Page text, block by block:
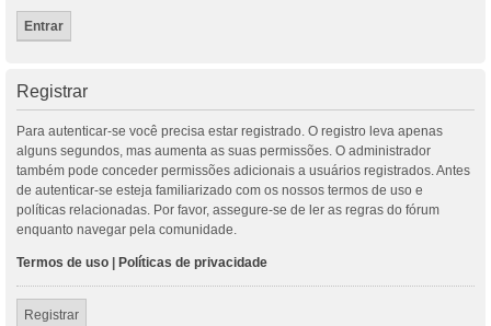
Registrar
Para autenticar-se você precisa estar registrado. O registro leva apenas
alguns segundos, mas aumenta as suas permissões. O administrador
também pode conceder permissões adicionais a usuários registrados. Antes
de autenticar-se esteja familiarizado com os nossos termos de uso e
políticas relacionadas. Por favor, assegure-se de ler as regras do fórum
enquanto navegar pela comunidade.
Termos de uso Políticas de privacidade
Registrar